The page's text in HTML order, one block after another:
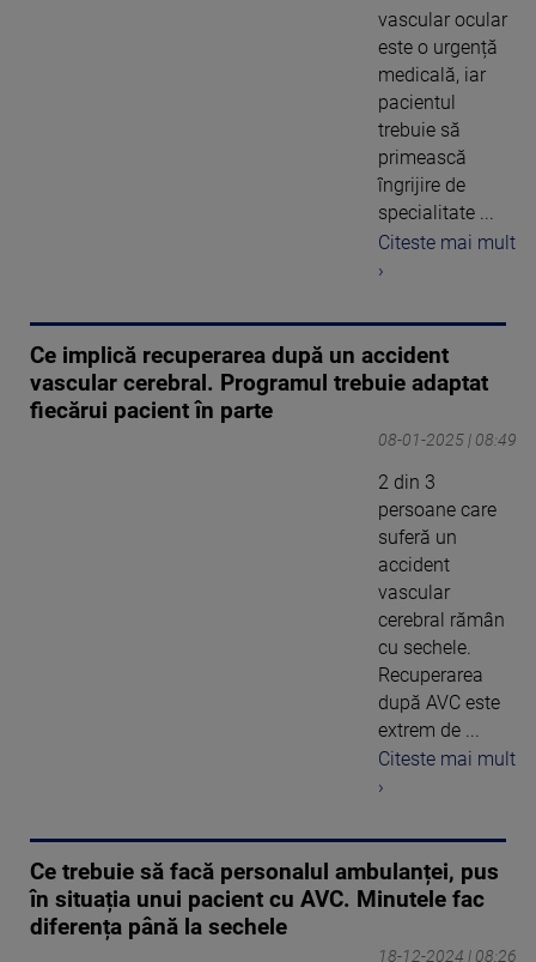
vascular ocular
este o urgență
medicală, iar
pacientul
trebuie să
primească
îngrijire de
specialitate ...
Citeste mai mult
›
Ce implică recuperarea după un accident
vascular cerebral. Programul trebuie adaptat
fiecărui pacient în parte
08-01-2025 | 08:49
2 din 3
persoane care
suferă un
accident
vascular
cerebral rămân
cu sechele.
Recuperarea
după AVC este
extrem de ...
Citeste mai mult
›
Ce trebuie să facă personalul ambulanței, pus
în situația unui pacient cu AVC. Minutele fac
diferența până la sechele
18-12-2024 | 08:26